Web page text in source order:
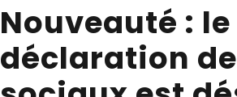
Nouveauté :
déclaration